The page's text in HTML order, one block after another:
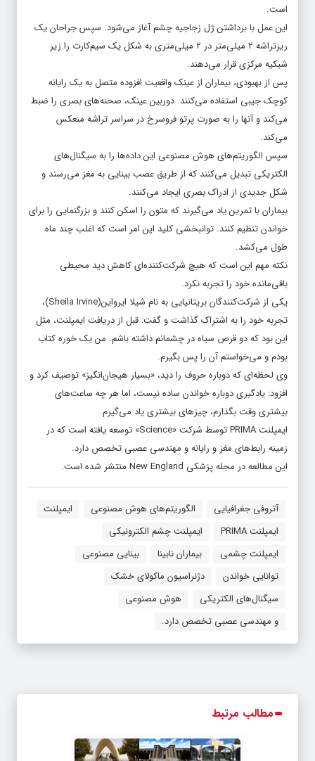
است.
این عمل با برداشتن ژل زجاجیه چشم آغاز می‌شود. سپس جراحان یک
ریزتراشه ۲ میلی‌متر در ۲ میلی‌متری به شکل یک سیم‌کارت را زیر
شبکیه مرکزی قرار می‌دهند.
پس از بهبودی، بیماران از عینک واقعیت افزوده متصل به یک رایانه
کوچک جیبی استفاده می‌کنند. دوربین عینک، صحنه‌های بصری را ضبط
می‌کند و آنها را به صورت پرتو فروسرخ در سراسر تراشه منعکس
می‌کند.
سپس الگوریتم‌های هوش مصنوعی این داده‌ها را به سیگنال‌های
الکتریکی تبدیل می‌کنند که از طریق عصب بینایی به مغز می‌رسند و
شکل جدیدی از ادراک بصری ایجاد می‌کنند.
بیماران با تمرین یاد می‌گیرند که متون را اسکن کنند و بزرگنمایی را برای
خواندن تنظیم کنند. توانبخشی کلید این امر است که اغلب چند ماه
طول می‌کشد.
نکته مهم این است که هیچ شرکت‌کننده‌ای کاهش دید محیطی
باقی‌مانده خود را تجربه نکرد.
یکی از شرکت‌کنندگان بریتانیایی به نام شیلا ایرواین(Sheila Irvine)،
تجربه خود را به اشتراک گذاشت و گفت: قبل از دریافت ایمپلنت، مثل
این بود که دو قرص سیاه در چشمانم داشته باشم. من یک خوره کتاب
بودم و می‌خواستم آن را پس بگیرم.
وی لحظه‌ای که دوباره حروف را دید، «بسیار هیجان‌انگیز» توصیف کرد و
افزود: یادگیری دوباره خواندن ساده نیست، اما هر چه ساعت‌های
بیشتری وقت بگذارم، چیزهای بیشتری یاد می‌گیرم.
ایمپلنت PRIMA توسط شرکت «Science» توسعه یافته است که در
زمینه رابط‌های مغز و رایانه و مهندسی عصبی تخصص دارد.
این مطالعه در مجله پزشکی New England منتشر شده است.
آتروفی جغرافیایی الگوریتم‌های هوش مصنوعی
ایمپلنت
ایمپلنت PRIMA
ایمپلنت چشم الکترونیکی
ایمپلنت چشمی
بیماران نابینا
بینایی مصنوعی
توانایی خواندن
دژنراسیون ماکولای خشک
سیگنال‌های الکتریکی
هوش مصنوعی
و مهندسی عصبی تخصص دارد.
مطالب مرتبط